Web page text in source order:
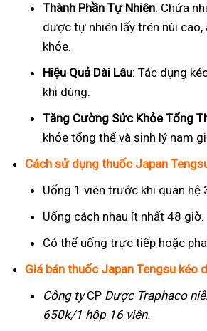
Thành Phần Tự Nhiên: Chứa
dược tự nhiên lấy trên núi
khỏe.
Hiệu Quả Dài Lâu: Tác dụng
khi dùng.
Tăng Cường Sức Khỏe Tổng
khỏe tổng thể và sinh lý nam
Cách sử dụng thuốc Japan
Uống 1 viên trước khi quan hệ
Uống cách nhau ít nhất 48 giờ.
Có thể uống trực tiếp hoặc
Giá bán thuốc Japan Tengsu kéo
Công tyCP Dược Traphaco
650k/1 hộp 16 viên.